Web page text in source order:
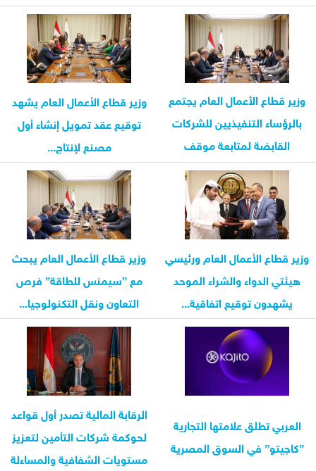
وزير قطاع الأعمال العام يجتمع
بالرؤساء التنفيذيين للشركات
القابضة لمتابعة موقف
تطبيق...
وزير قطاع الأعمال العام يشهد
توقيع عقد تمويل إنشاء أول
مصنع لإنتاج...
وزير قطاع الأعمال العام ورئيسي
هيئتي الدواء والشراء الموحد
يشهدون توقيع اتفاقية...
وزير قطاع الأعمال العام يبحث
مع ”سيمنس للطاقة” فرص
التعاون ونقل التكنولوجيا...
العربي تطلق علامتها التجارية
”كاجيتو” في السوق المصرية
الرقابة المالية تصدر أول قواعد
لحوكمة شركات التأمين لتعزيز
مستويات الشفافية والمساءلة